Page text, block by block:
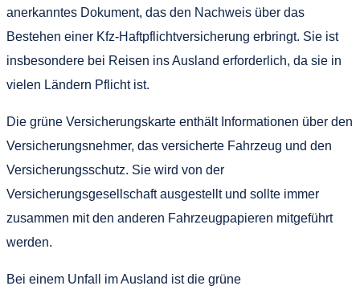
anerkanntes Dokument, das den Nachweis über das
Bestehen einer Kfz-Haftpflichtversicherung erbringt. Sie ist
insbesondere bei Reisen ins Ausland erforderlich, da sie in
vielen Ländern Pflicht ist.
Die grüne Versicherungskarte enthält Informationen über den
Versicherungsnehmer, das versicherte Fahrzeug und den
Versicherungsschutz. Sie wird von der
Versicherungsgesellschaft ausgestellt und sollte immer
zusammen mit den anderen Fahrzeugpapieren mitgeführt
werden.
Bei einem Unfall im Ausland ist die grüne